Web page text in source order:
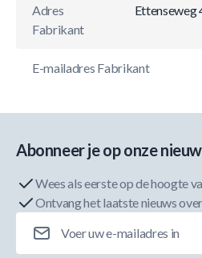
Adres
Fabrikant
Ettenseweg
E-mailadres Fabrikant
Abonneer je op onze
Wees als eerste op de hoogte
Ontvang het laatste nieuws